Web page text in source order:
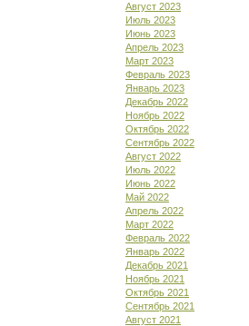
Август 2023
Июль 2023
Июнь 2023
Апрель 2023
Март 2023
Февраль 2023
Январь 2023
Декабрь 2022
Ноябрь 2022
Октябрь 2022
Сентябрь 2022
Август 2022
Июль 2022
Июнь 2022
Май 2022
Апрель 2022
Март 2022
Февраль 2022
Январь 2022
Декабрь 2021
Ноябрь 2021
Октябрь 2021
Сентябрь 2021
Август 2021